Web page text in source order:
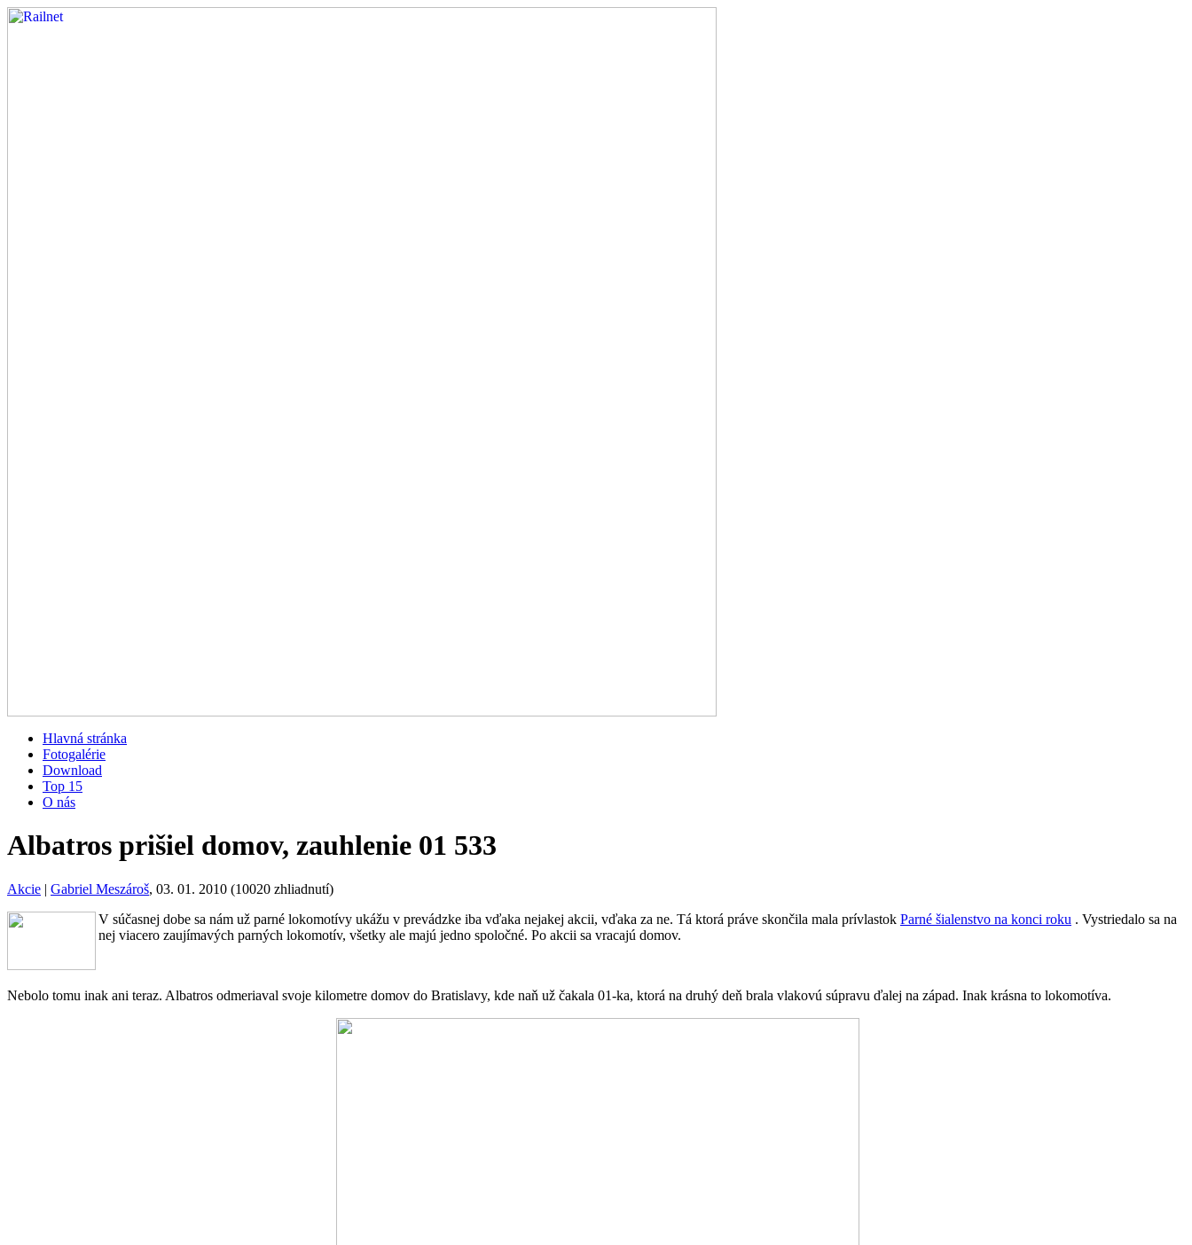
Hlavná stránka
Fotogalérie
Download
Top 15
O nás
Albatros prišiel domov, zauhlenie 01 533
Akcie | Gabriel Meszároš, 03. 01. 2010 (10020 zhliadnutí)
V súčasnej dobe sa nám už parné lokomotívy ukážu v prevádzke iba vďaka nejakej akcii, vďaka za ne. Tá ktorá práve skončila mala prívlastok Parné šialenstvo na konci roku . Vystriedalo sa na
nej viacero zaujímavých parných lokomotív, všetky ale majú jedno spoločné. Po akcii sa vracajú domov.
Nebolo tomu inak ani teraz. Albatros odmeriaval svoje kilometre domov do Bratislavy, kde naň už čakala 01-ka, ktorá na druhý deň brala vlakovú súpravu ďalej na západ. Inak krásna to lokomotíva.